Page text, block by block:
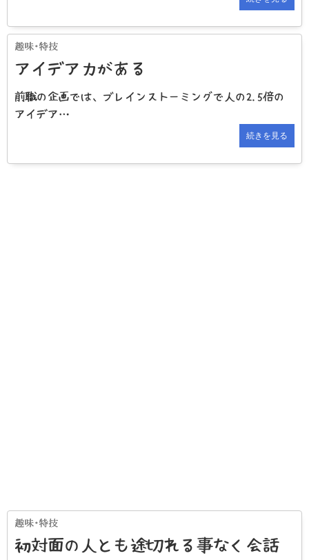
アイデア力がある
前職の企画では、ブレインストーミングで人の2.5倍の
アイデア…
続きを見る
初対面の人とも途切れる事なく会話